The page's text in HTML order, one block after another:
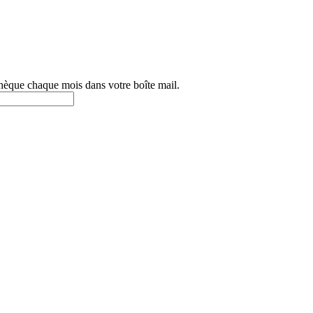
chaque mois dans votre boîte mail.